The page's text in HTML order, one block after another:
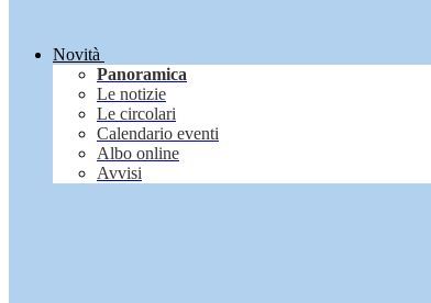
Novità
Panoramica
Le notizie
Le circolari
Calendario eventi
Albo online
Avvisi